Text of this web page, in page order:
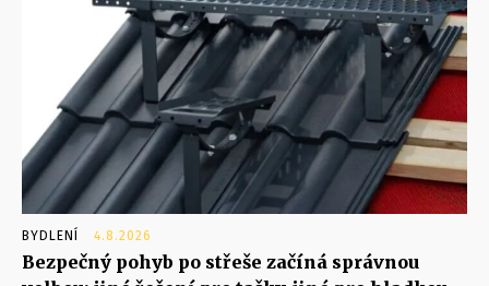
BYDLENÍ 4.8.2026
Bezpečný pohyb po střeše začíná správnou